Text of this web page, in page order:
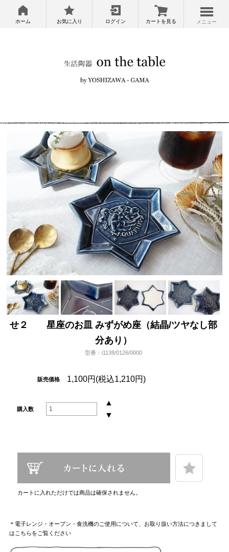
ホーム お気に入り ログイン カートを見る メニュー
せ２ 星座のお皿 みずがめ座（結晶/ツヤなし部
分あり）
型番：i1138/0126/0000
販売価格 1,100円(税込1,210円)
購入数
▲
▼
カートに入れただけでは商品は確保されません。
＊電子レンジ・オーブン・食洗機のご使用について、お取り扱い方法につきまして
はこちらをご覧ください